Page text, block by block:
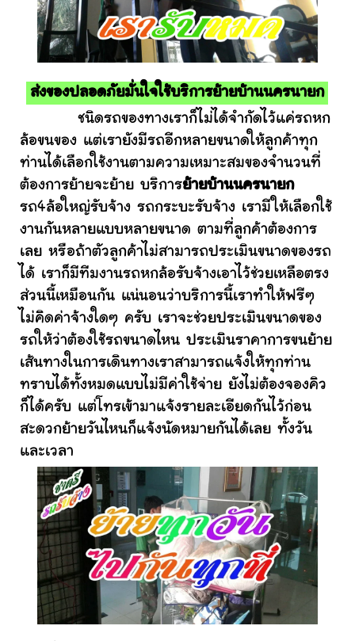
ส่งของปลอดภัยมั่นใจใช้บริการย้ายบ้านนครนายก
ชนิดรถของทางเราก็ไม่ได้จำกัดไว้แค่รถหก
ล้อขนของ แต่เรายังมีรถอีกหลายขนาดให้ลูกค้าทุก
ท่านได้เลือกใช้งานตามความเหมาะสมของจำนวนที่
ต้องการย้ายจะย้าย บริการย้ายบ้านนครนายก
รถ4ล้อใหญ่รับจ้าง รถกระบะรับจ้าง เรามีให้เลือกใช้
งานกันหลายแบบหลายขนาด ตามที่ลูกค้าต้องการ
เลย หรือถ้าตัวลูกค้าไม่สามารถประเมินขนาดของรถ
ได้ เราก็มีทีมงานรถหกล้อรับจ้างเอาไว้ช่วยเหลือตรง
ส่วนนี้เหมือนกัน แน่นอนว่าบริการนี้เราทำให้ฟรีๆ
ไม่คิดค่าจ้างใดๆ ครับ เราจะช่วยประเมินขนาดของ
รถให้ว่าต้องใช้รถขนาดไหน ประเมินราคาการขนย้าย
เส้นทางในการเดินทางเราสามารถแจ้งให้ทุกท่าน
ทราบได้ทั้งหมดแบบไม่มีค่าใช้จ่าย ยังไม่ต้องจองคิว
ก็ได้ครับ แต่โทรเข้ามาแจ้งรายละเอียดกันไว้ก่อน
สะดวกย้ายวันไหนก็แจ้งนัดหมายกันได้เลย ทั้งวัน
และเวลา